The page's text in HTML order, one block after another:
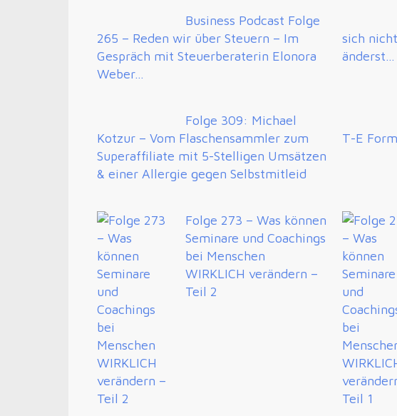
Business Podcast Folge
265 – Reden wir über Steuern – Im
Gespräch mit Steuerberaterin Elonora
Weber…
sich
änderst…
Folge 309: Michael
Kotzur – Vom Flaschensammler zum
Superaffiliate mit 5-Stelligen Umsätzen
& einer Allergie gegen Selbstmitleid
T-E
Folge 273 – Was können
Seminare und Coachings
bei Menschen
WIRKLICH verändern –
Teil 2